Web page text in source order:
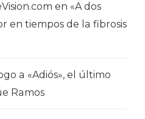
en «A dos
en tiempos de la fibrosis
a «Adiós», el último
Ramos